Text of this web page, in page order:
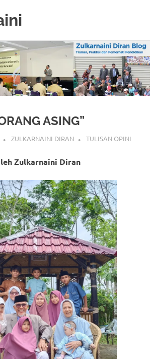
ASING”
ZULKARNAINI DIRAN TULISAN OPINI
Zulkarnaini Diran